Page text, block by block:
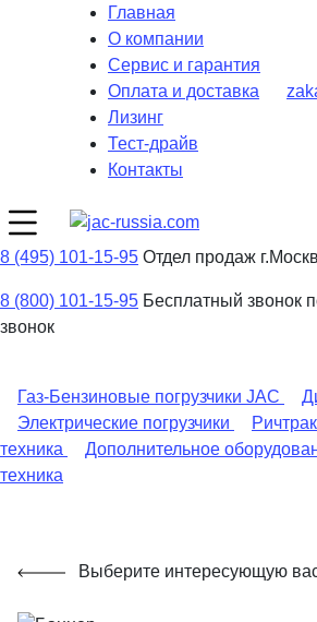
Главная
О компании
Сервис и гарантия
Оплата и доставка
Лизинг
Тест-драйв
Контакты
8 (495) 101-15-95 Отдел продаж
8 (800) 101-15-95 Бесплатный звонок
звонок
Газ-Бензиновые погрузчики JAC
Электрические погрузчики
техника
Дополнительное
техника
Выберите интересующую